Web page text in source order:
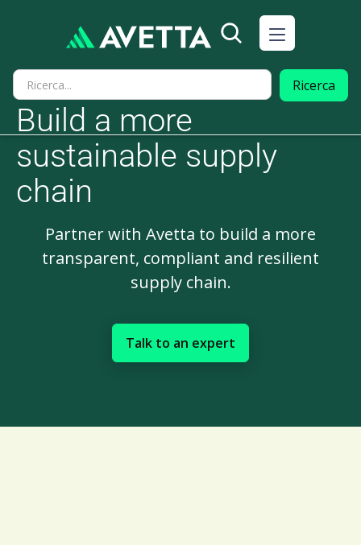
Build a more
sustainable supply
chain
Partner with Avetta to build a more
transparent, compliant and resilient
supply chain.
Talk to an expert